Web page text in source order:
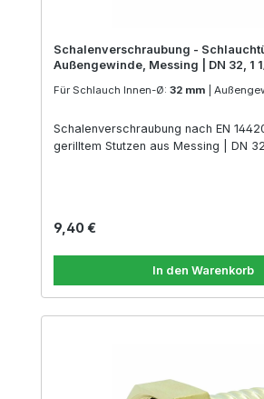
Schalenverschraubung -
Außengewinde, Messing | DN 32, 1
Für Schlauch Innen-Ø: 32 mm
Schalenverschraubung nach EN
gerilltem Stutzen aus Messing | DN
Regulärer Preis:
9,40 €
In den Warenkorb